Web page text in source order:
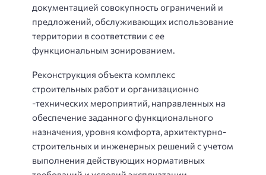
документацией совокупность ограничений и
предложений, обслуживающих использование
территории в соответствии с ее
функциональным зонированием.
Реконструкция объекта комплекс
строительных работ и организационно
-технических мероприятий, направленных на
обеспечение заданного функционального
назначения, уровня комфорта, архитектурно-
строительных и инженерных решений с учетом
выполнения действующих нормативных